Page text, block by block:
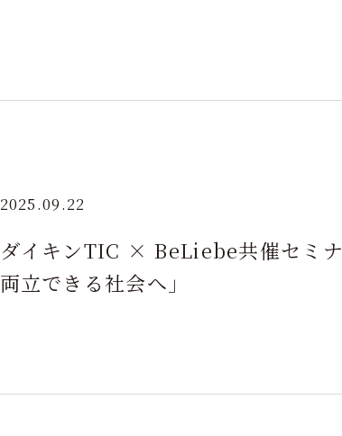
2025.09.22
ダイキンTIC × BeLiebe共催セミ
両立できる社会へ」